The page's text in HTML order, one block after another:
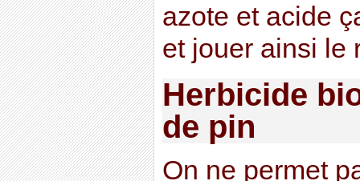
azote et acide
et jouer ainsi le
Herbicide
de pin
On ne permet